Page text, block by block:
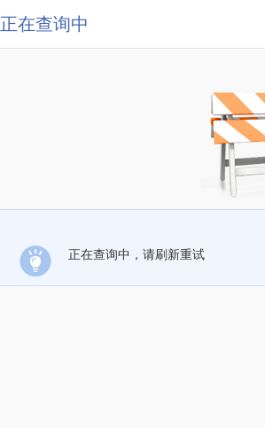
正在查询中
正在查询中，请刷新重试